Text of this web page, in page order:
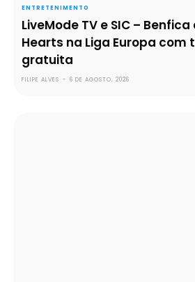
ENTRETENIMENTO
LiveMode TV e SIC –
Hearts na Liga Europa com
gratuita
FILIPE ALVES - 6 DE AGOSTO, 2026